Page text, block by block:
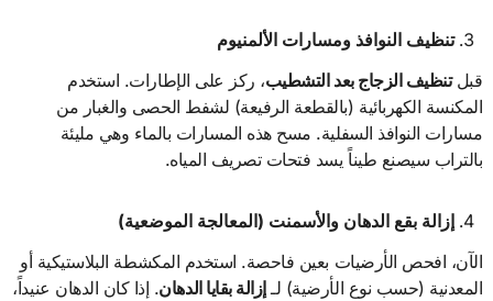
تنظيف النوافذ ومسارات الألمنيوم
قبلتنظيف الزجاج بعد التشطيب، ركز على الإطارات. استخدم
المكنسة الكهربائية (بالقطعة الرفيعة) لشفط الحصى والغبار من
مسارات النوافذ السفلية. مسح هذه المسارات بالماء وهي مليئة
بالتراب سيصنع طيناً يسد فتحات تصريف المياه.
إزالة بقع الدهان والأسمنت (المعالجة الموضعية)
الآن، افحص الأرضيات بعين فاحصة. استخدم المكشطة البلاستيكية أو
المعدنية (حسب نوع الأرضية) لـإزالة بقايا الدهان. إذا كان الدهان عنيداً،